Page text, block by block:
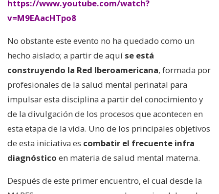
https://www.youtube.com/watch?
v=M9EAacHTpo8
No obstante este evento no ha quedado como un
hecho aislado; a partir de aquí se está
construyendo la Red Iberoamericana, formada por
profesionales de la salud mental perinatal para
impulsar esta disciplina a partir del conocimiento y
de la divulgación de los procesos que acontecen en
esta etapa de la vida. Uno de los principales objetivos
de esta iniciativa es combatir el frecuente infra
diagnóstico en materia de salud mental materna.
Después de este primer encuentro, el cual desde la